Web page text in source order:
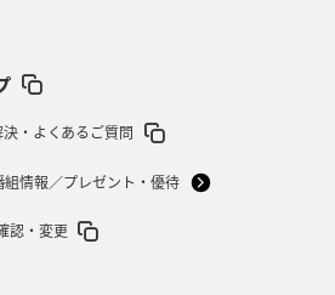
期待
・よくあるご質問
組情報／プレゼント・優待
認・変更